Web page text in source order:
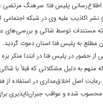
اطلاع‌رسانی پلیس فتا: سرهنگ
اکاذیب علیه وی در شبکه اجتماعی
مستندات توسط شاکی و بررسی‌های
مطلع به پلیس فتا استان دعوت گردید.
از حضور در پلیس فتا در ابتدا منکر
به دلیل مشکلاتی که قبلاً با
اصل اخلاق‌مداری در استفاده از
شده و عواقب جبران‌ناپذیری